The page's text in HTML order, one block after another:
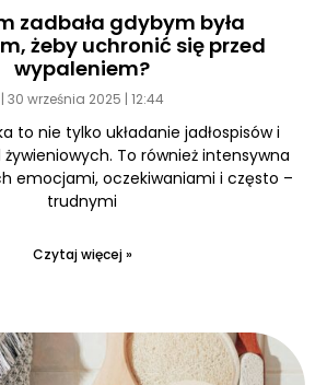
zadbała gdybym była
żeby uchronić się przed
wypaleniem?
30 września 2025 12:44
to nie tylko układanie jadłospisów i
To również intensywna
emocjami, oczekiwaniami i często –
trudnymi
Czytaj więcej »